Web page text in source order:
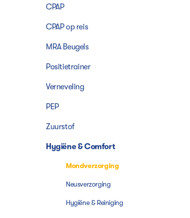
CPAP
CPAP op reis
MRA Beugels
Positietrainer
Verneveling
PEP
Zuurstof
Hygiëne & Comfort
Mondverzorging
Neusverzorging
Hygiëne & Reiniging